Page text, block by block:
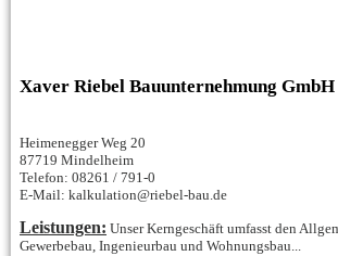
Xaver Riebel Bauunternehmung
Heimenegger Weg 20
87719 Mindelheim
Telefon: 08261 / 791-0
E-Mail: kalkulation@riebel-bau.de
Leistungen: Unser Kerngeschäft umfasst den
Gewerbebau, Ingenieurbau und Wohnungsbau...